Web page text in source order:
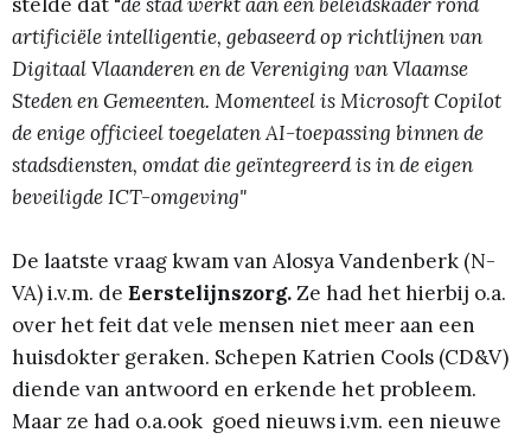
artificiële intelligentie, gebaseerd op richtlijnen van
Digitaal Vlaanderen en de Vereniging van Vlaamse
Steden en Gemeenten. Momenteel is Microsoft Copilot
de enige officieel toegelaten AI-toepassing binnen de
stadsdiensten, omdat die geïntegreerd is in de eigen
beveiligde ICT-omgeving"
De laatste vraag kwam van Alosya Vandenberk (N-
VA) i.v.m. de Eerstelijnszorg.Ze had het hierbij o.a.
over het feit dat vele mensen niet meer aan een
huisdokter geraken. Schepen Katrien Cools (CD&V)
diende van antwoord en erkende het probleem.
Maar ze had o.a.ook goed nieuws i.vm. een nieuwe